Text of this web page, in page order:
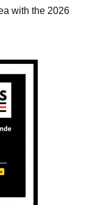
with the 2026